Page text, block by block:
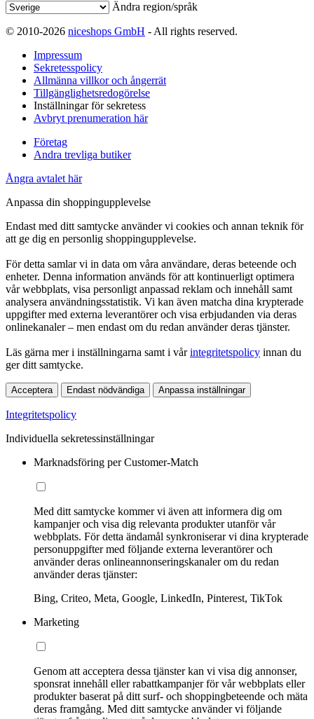
Ändra region/språk
© 2010-2026 niceshops GmbH - All rights reserved.
Impressum
Sekretesspolicy
Allmänna villkor och ångerrät
Tillgänglighetsredogörelse
Inställningar för sekretess
Avbryt prenumeration här
Företag
Andra trevliga butiker
Ångra avtalet här
Anpassa din shoppingupplevelse
Endast med ditt samtycke använder vi cookies och annan teknik för
att ge dig en personlig shoppingupplevelse.
För detta samlar vi in data om våra användare, deras beteende och
enheter. Denna information används för att kontinuerligt optimera
vår webbplats, visa personligt anpassad reklam och innehåll samt
analysera användningsstatistik. Vi kan även matcha dina krypterade
uppgifter med externa leverantörer och visa erbjudanden via deras
onlinekanaler – men endast om du redan använder deras tjänster.
Läs gärna mer i inställningarna samt i vårintegritetspolicy innan du
ger ditt samtycke.
Acceptera Endast nödvändiga Anpassa inställningar
Integritetspolicy
Individuella sekretessinställningar
Marknadsföring per Customer-Match
Med ditt samtycke kommer vi även att informera dig om
kampanjer och visa dig relevanta produkter utanför vår
webbplats. För detta ändamål synkroniserar vi dina krypterade
personuppgifter med följande externa leverantörer och
använder deras onlineannonseringskanaler om du redan
använder deras tjänster:
Bing, Criteo, Meta, Google, LinkedIn, Pinterest, TikTok
Marketing
Genom att acceptera dessa tjänster kan vi visa dig annonser,
sponsrat innehåll eller rabattkampanjer för vår webbplats eller
produkter baserat på ditt surf- och shoppingbeteende och mäta
deras framgång. Med ditt samtycke använder vi följande